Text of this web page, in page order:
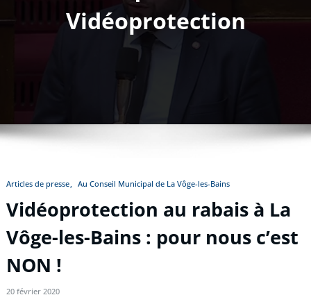
Vidéoprotection
Articles de presse Au Conseil Municipal de La Vôge-les-Bains
Vidéoprotection au rabais à La
Vôge-les-Bains : pour nous c’est
NON !
20 février 2020